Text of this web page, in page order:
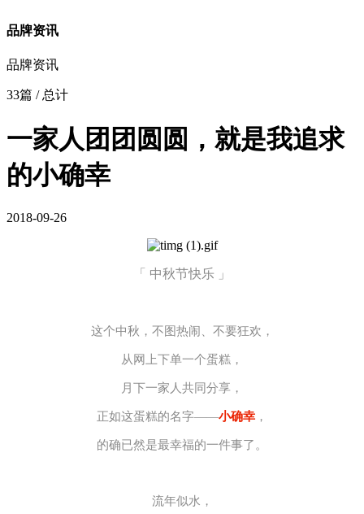
品牌资讯
品牌资讯
33篇 / 总计
一家人团团圆圆，就是我追求
的小确幸
2018-09-26
「 中秋节快乐 」
这个中秋，不图热闹、不要狂欢，
从网上下单一个蛋糕，
月下一家人共同分享，
正如这蛋糕的名字——小确幸 ，
的确已然是最幸福的一件事了。
流年似水，